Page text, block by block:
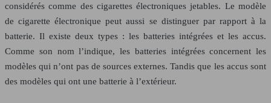
considérés comme des cigarettes électroniques jetables. Le modèle
de cigarette électronique peut aussi se distinguer par rapport à la
batterie. Il existe deux types : les batteries intégrées et les accus.
Comme son nom l’indique, les batteries intégrées concernent les
modèles qui n’ont pas de sources externes. Tandis que les accus sont
des modèles qui ont une batterie à l’extérieur.